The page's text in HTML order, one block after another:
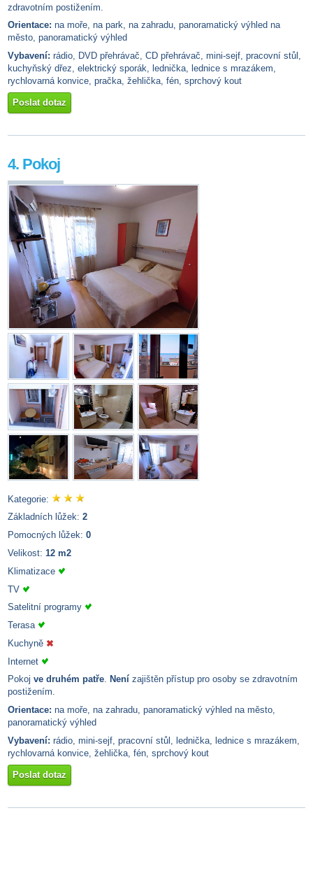
zdravotním postižením.
Orientace: na moře, na park, na zahradu, panoramatický výhled na
město, panoramatický výhled
Vybavení: rádio, DVD přehrávač, CD přehrávač, mini-sejf, pracovní stůl,
kuchyňský dřez, elektrický sporák, lednička, lednice s mrazákem,
rychlovarná konvice, pračka, žehlička, fén, sprchový kout
Poslat dotaz
4. Pokoj
Kategorie:
Základních lůžek: 2
Pomocných lůžek: 0
Velikost: 12 m2
Klimatizace
TV
Satelitní programy
Terasa
Kuchyně
Internet
Pokoj ve druhém patře. Není zajištěn přístup pro osoby se zdravotním
postižením.
Orientace: na moře, na zahradu, panoramatický výhled na město,
panoramatický výhled
Vybavení: rádio, mini-sejf, pracovní stůl, lednička, lednice s mrazákem,
rychlovarná konvice, žehlička, fén, sprchový kout
Poslat dotaz